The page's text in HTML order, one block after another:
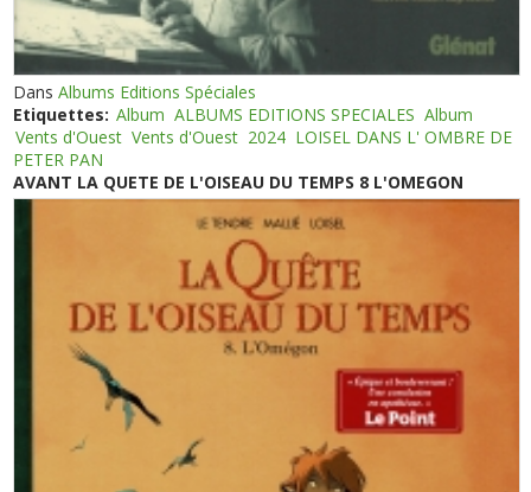
DansAlbums Editions Spéciales
Etiquettes: Album ALBUMS EDITIONS SPECIALES Album
Vents d'Ouest Vents d'Ouest 2024 LOISEL DANS L' OMBRE DE
PETER PAN
AVANT LA QUETE DE L'OISEAU DU TEMPS 8 L'OMEGON